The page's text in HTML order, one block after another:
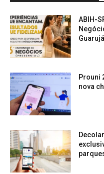
ABIH-
Guarujá
Prouni
nova